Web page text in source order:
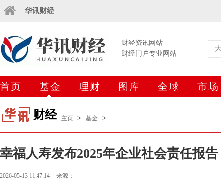
华讯财经
财经资讯网站
财经门户专业网站
首页 基金 理财 图库 全球 市场
财经 主页 > 基金 >
幸福人寿发布2025年企业社会责任报告
2026-05-13 11:47:14 来源：